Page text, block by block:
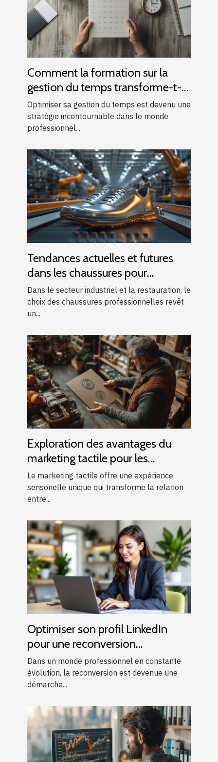
Comment la formation sur la
gestion du temps transforme-t-
elle votre efficacité
professionnelle ?
Optimiser sa gestion du temps est devenu une
stratégie incontournable dans le monde
professionnel...
Tendances actuelles et futures
dans les chaussures pour
l'industrie et la restauration
Dans le secteur industriel et la restauration, le
choix des chaussures professionnelles revêt
un...
Exploration des avantages du
marketing tactile pour les
entreprises locales
Le marketing tactile offre une expérience
sensorielle unique qui transforme la relation
entre...
Optimiser son profil LinkedIn
pour une reconversion
professionnelle réussie
Dans un monde professionnel en constante
évolution, la reconversion est devenue une
démarche...